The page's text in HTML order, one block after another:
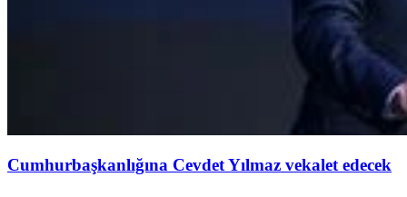
Cumhurbaşkanlığına Cevdet Yılmaz vekalet edecek